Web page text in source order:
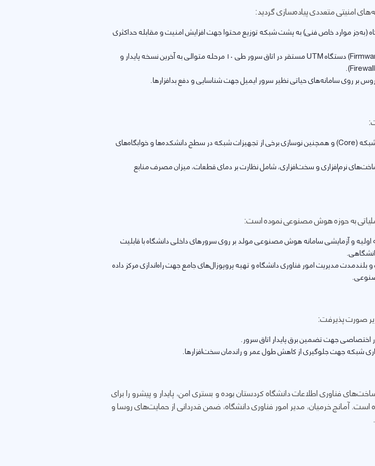
امنیتی متعددی پیاده‌سازی گردید:
(به‌جز موارد خاص فنی) به پشت شبکه توزیع محتوا جهت افزایش امنیت و مقابله حداکثری
به‌روزرسانی ثابت‌افزار (Firmware) دستگاه UTM مستقر در اتاق سرور طی ۱۰ مرحله متوالی به آخرین نسخه پایدار و
بر روی سامانه‌های حیاتی نظیر سرور ایمیل جهت شناسایی و دفع بدافزارها.
تعویض و ارتقای تجهیزات اصلی شبکه (Core) و همچنین نوسازی برخی از تجهیزات شبکه در سطح دانشکده‌ها و خوابگاه‌های
نرم‌افزاری و سخت‌افزاری، شامل نظارت بر دمای قطعات، میزان مصرف منابع
عملیاتی به حوزه هوش مصنوعی نموده است:
و آزمایشی سامانه هوش مصنوعی مولد بر روی سرورهای داخلی دانشگاه با قابلیت
مدیریت امور فناوری دانشگاه و تهیه پروپوزال‌های جامع جهت راه‌اندازی مرکز داده
زیر صورت پذیرفت:
شبکه جهت جلوگیری از کاهش طول عمر و راندمان سخت‌افزارها.
فناوری اطلاعات دانشگاه کردستان بوده و بستری امن، پایدار و پیشرو را برای
آمانج خرمیان، مدیر امور فناوری دانشگاه، ضمن قدردانی از حمایت‌های روسا و